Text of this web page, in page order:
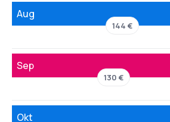
Aug
144 €
Sep
130 €
Okt